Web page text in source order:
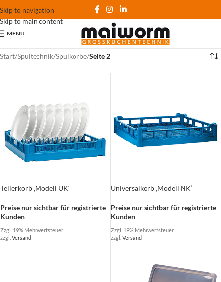
Skip to navigation
Skip to main content
MENU
Start/Spültechnik/Spülkörbe/Seite 2
Tellerkorb ‚Modell UK‘
Preise nur sichtbar für registrierte
Kunden
Zzgl. 19% Mehrwertsteuer
zzgl. Versand
Universalkorb ‚Modell NK‘
Preise nur sichtbar für registrierte
Kunden
Zzgl. 19% Mehrwertsteuer
zzgl. Versand